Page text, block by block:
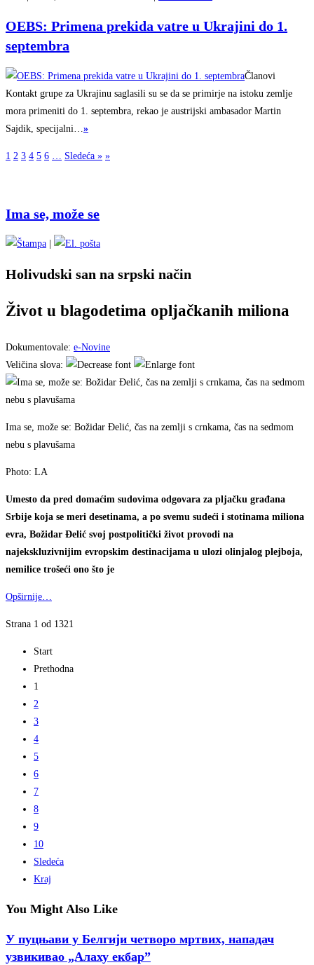
OEBS: Primena prekida vatre u Ukrajini do 1.
septembra
Članovi
Kontakt grupe za Ukrajinu saglasili su se da se primirje na istoku zemlje
mora primeniti do 1. septembra, rekao je austrijski ambasador Martin
Sajdik, specijalni…»
1 2 3 4 5 6 … Sledeća » »
Ima se, može se
Holivudski san na srpski način
Život u blagodetima opljačkanih miliona
Dokumentovale: e-Novine
Veličina slova:
Ima se, može se: Božidar Đelić, čas na zemlji s crnkama, čas na sedmom
nebu s plavušama
Photo: LA
Umesto da pred domaćim sudovima odgovara za pljačku građana
Srbije koja se meri desetinama, a po svemu sudeći i stotinama miliona
evra, Božidar Đelić svoj postpolitički život provodi na
najekskluzivnijim evropskim destinacijama u ulozi olinjalog plejboja,
nemilice trošeći ono što je
Opširnije…
Strana 1 od 1321
Start
Prethodna
1
2
3
4
5
6
7
8
9
10
Sledeća
Kraj
You Might Also Like
У пуцњави у Белгији четворо мртвих, нападач
узвикивао „Алаху екбар”